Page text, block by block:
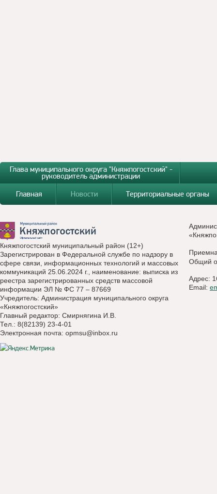
Глава муниципального округа "Княжпогостский" -
руководитель администрации
Главная
Новости Территориальные органы
Княжпогостский муниципальный район (12+)
Зарегистрирован в Федеральной службе по надзору в
сфере связи, информационных технологий и массовых
коммуникаций 25.06.2024 г., наименование: выписка из
реестра зарегистрированных средств массовой
информации ЭЛ № ФС 77 – 87669
Учредитель: Администрация муниципального округа
«Княжпогостский»
Главный редактор: Смирнягина И.В.
Тел.: 8(82139) 23-4-01
Электронная почта: opmsu@inbox.ru
Общий
Адрес:
Email: